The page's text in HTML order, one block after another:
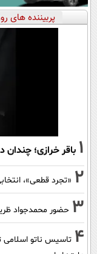
پربیننده های
1 باقر خرازی؛
2 «تجرد قطعی»،
3 حضور محمدجواد
4 تاسیس ناتو